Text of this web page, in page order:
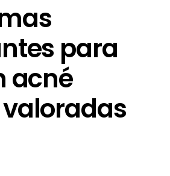
para
acné